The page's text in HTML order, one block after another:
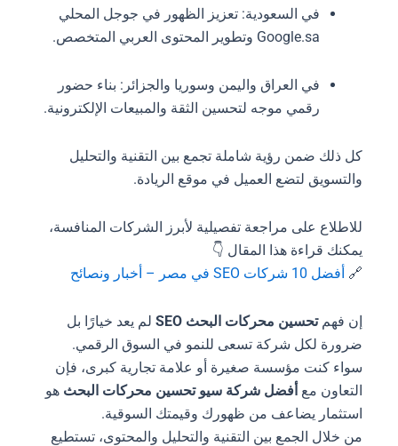
في السعودية: تعزيز الظهور في جوجل المحلي
Google.sa وتطوير المحتوى العربي المتخصص.
في العراق واليمن وسوريا والجزائر: بناء حضور
رقمي موجه لتحسين الثقة والمبيعات الإلكترونية.
كل ذلك ضمن رؤية شاملة تجمع بين التقنية والتحليل
والتسويق لتضع العميل في موقع الريادة.
للاطلاع على مراجعة تفصيلية لأبرز الشركات المنافسة،
يمكنك قراءة هذا المقال 👇
أفضل 10 شركات SEO في مصر – أخبار ونصائح
إن فهمتحسين محركات البحث SEO
لم يعد خيارًا بل
ضرورة لكل شركة تسعى للنمو في السوق الرقمي.
سواء كنت مؤسسة صغيرة أو علامة تجارية كبرى، فإن
التعاون معأفضل شركة سيو تحسين محركات البحثهو
استثمار يضاعف من ظهورك وقيمتك السوقية.
من خلال الجمع بين التقنية والتحليل والمحتوى، تستطيع